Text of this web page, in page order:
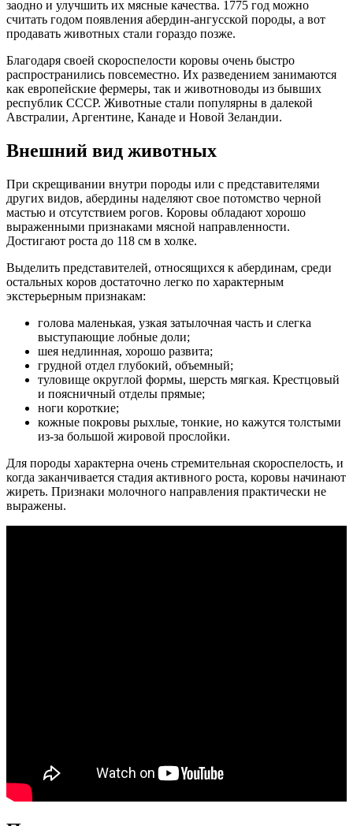
заодно и улучшить их мясные качества. 1775 год можно
считать годом появления абердин-ангусской породы, а вот
продавать животных стали гораздо позже.
Благодаря своей скороспелости коровы очень быстро
распространились повсеместно. Их разведением занимаются
как европейские фермеры, так и животноводы из бывших
республик СССР. Животные стали популярны в далекой
Австралии, Аргентине, Канаде и Новой Зеландии.
Внешний вид животных
При скрещивании внутри породы или с представителями
других видов, абердины наделяют свое потомство черной
мастью и отсутствием рогов. Коровы обладают хорошо
выраженными признаками мясной направленности.
Достигают роста до 118 см в холке.
Выделить представителей, относящихся к абердинам, среди
остальных коров достаточно легко по характерным
экстерьерным признакам:
голова маленькая, узкая затылочная часть и слегка
выступающие лобные доли;
шея недлинная, хорошо развита;
грудной отдел глубокий, объемный;
туловище округлой формы, шерсть мягкая. Крестцовый
и поясничный отделы прямые;
ноги короткие;
кожные покровы рыхлые, тонкие, но кажутся толстыми
из-за большой жировой прослойки.
Для породы характерна очень стремительная скороспелость, и
когда заканчивается стадия активного роста, коровы начинают
жиреть. Признаки молочного направления практически не
выражены.